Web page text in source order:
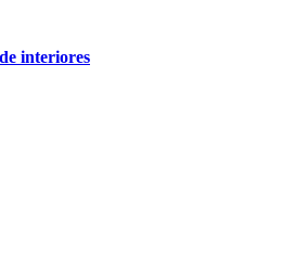
interiores